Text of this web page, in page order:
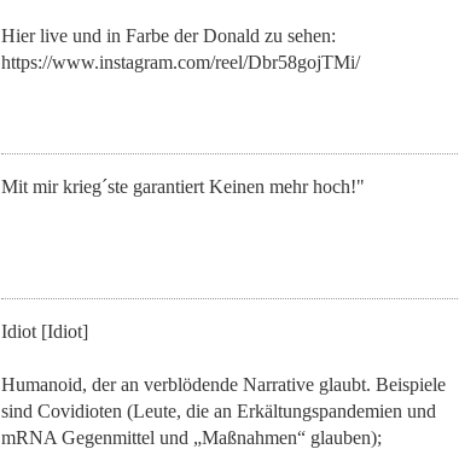
Hier live und in Farbe der Donald zu sehen:
https://www.instagram.com/reel/Dbr58gojTMi/
Mit mir krieg´ste garantiert Keinen mehr hoch!"
Idiot [Idiot]
Humanoid, der an verblödende Narrative glaubt. Beispiele
sind Covidioten (Leute, die an Erkältungspandemien und
mRNA Gegenmittel und „Maßnahmen“ glauben);